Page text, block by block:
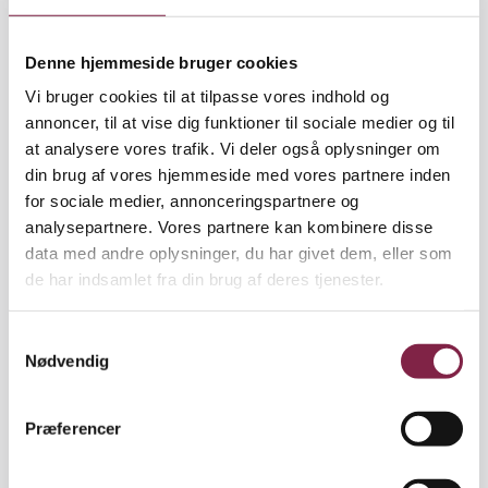
Denne hjemmeside bruger cookies
Vi bruger cookies til at tilpasse vores indhold og
annoncer, til at vise dig funktioner til sociale medier og til
at analysere vores trafik. Vi deler også oplysninger om
din brug af vores hjemmeside med vores partnere inden
for sociale medier, annonceringspartnere og
analysepartnere. Vores partnere kan kombinere disse
data med andre oplysninger, du har givet dem, eller som
de har indsamlet fra din brug af deres tjenester.
Nødvendig
Præferencer
også med fire værdier, som hun stødte på i Mary-
fondens ’Fri for mobberi’.
»Man arbejder med respekt, omsorg, mod og
tolerance. Dengang vi begyndte at arbejde med den,
tænkte jeg, at de ord lige var mig. De værdier prøver
jeg på at efterleve, og det passer ind i mit værdisæt.
Det er åbenbart også noget af det, som mine
kollegaer værdsætter, og det er enormt fedt at blive
Tøttrups hverdag. Hun forsøger altid at være
interesseret i sine kollegaer, både i personlig og